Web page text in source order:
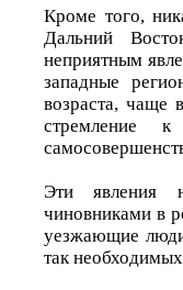
Кроме того,
Дальний
неприятным
западные
возраста, чаще
стремление
Эти явления
чиновниками в
уезжающие
так